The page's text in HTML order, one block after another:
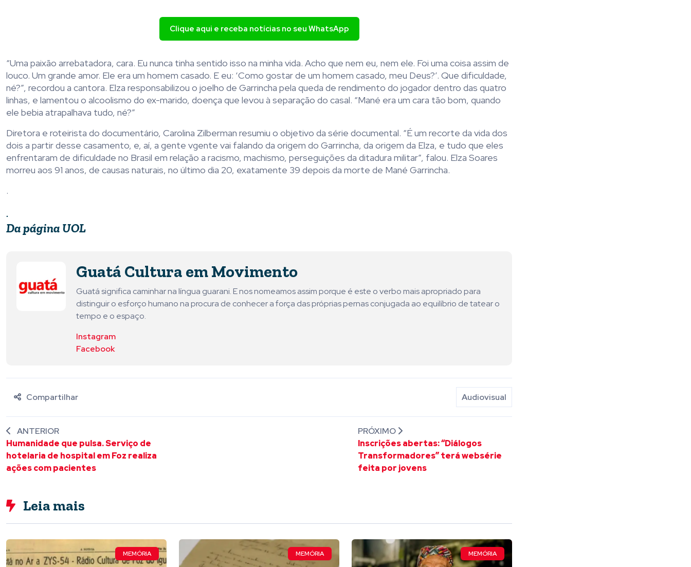
Clique aqui e receba notícias no seu WhatsApp
“Uma paixão arrebatadora, cara. Eu nunca tinha sentido isso na minha vida. Acho que nem eu, nem ele. Foi uma coisa assim de
louco. Um grande amor. Ele era um homem casado. E eu: ‘Como gostar de um homem casado, meu Deus?’. Que dificuldade,
né?”, recordou a cantora. Elza responsabilizou o joelho de Garrincha pela queda de rendimento do jogador dentro das quatro
linhas, e lamentou o alcoolismo do ex-marido, doença que levou à separação do casal. “Mané era um cara tão bom, quando
ele bebia atrapalhava tudo, né?”
Diretora e roteirista do documentário, Carolina Zilberman resumiu o objetivo da série documental. “É um recorte da vida dos
dois a partir desse casamento, e, aí, a gente vgente vai falando da origem do Garrincha, da origem da Elza, e tudo que eles
enfrentaram de dificuldade no Brasil em relação a racismo, machismo, perseguições da ditadura militar”, falou. Elza Soares
morreu aos 91 anos, de causas naturais, no último dia 20, exatamente 39 depois da morte de Mané Garrincha.
.
.
Da página UOL
Guatá Cultura em Movimento
Guatá significa caminhar na língua guarani. E nos nomeamos assim porque é este o verbo mais apropriado para
distinguir o esforço humano na procura de conhecer a força das próprias pernas conjugada ao equilíbrio de tatear o
tempo e o espaço.
Instagram
Facebook
Compartilhar Audiovisual
ANTERIOR
Humanidade que pulsa. Serviço de
hotelaria de hospital em Foz realiza
ações com pacientes
PRÓXIMO
Inscrições abertas: “Diálogos
Transformadores” terá websérie
feita por jovens
Leia mais
MEMÓRIA MEMÓRIA MEMÓRIA